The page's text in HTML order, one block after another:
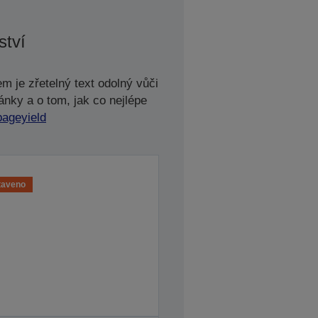
je zřetelný text odolný vůči
a o tom, jak co nejlépe